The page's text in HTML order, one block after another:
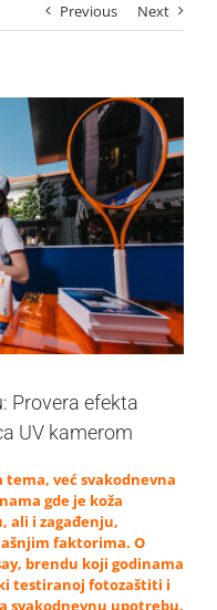
Previous Next
Provera efekta
UV kamerom
tema, već svakodnevna
gde je koža
ali i zagađenju,
faktorima. O
brendu koji godinama
testiranoj fotozaštiti i
svakodnevnu upotrebu.